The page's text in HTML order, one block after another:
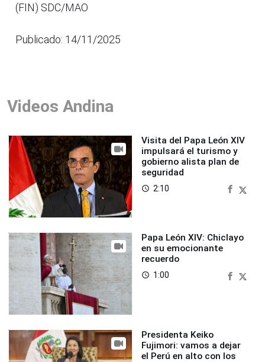
(FIN) SDC/MAO
Publicado: 14/11/2025
Videos Andina
Visita del Papa León XIV
impulsará el turismo y
gobierno alista plan de
seguridad
access_time 2:10
Papa León XIV: Chiclayo
en su emocionante
recuerdo
access_time 1:00
Presidenta Keiko
Fujimori: vamos a dejar
el Perú en alto con los